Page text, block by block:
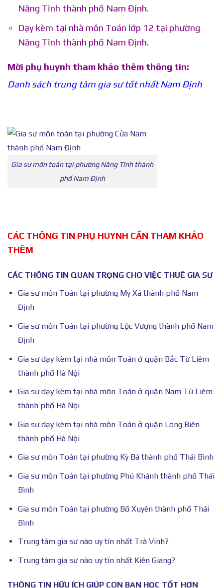
Năng Tĩnh thành phố Nam Định.
Dạy kèm tại nhà môn Toán lớp 12 tại phường
Năng Tĩnh thành phố Nam Định.
Mời phụ huynh tham khảo thêm thông tin:
Danh sách trung tâm gia sư tốt nhất Nam Định
Gia sư môn toán tại phường Năng Tĩnh thành
phố Nam Định
CÁC THÔNG TIN PHỤ HUYNH CẦN THAM KHẢO
THÊM
CÁC THÔNG TIN QUAN TRỌNG CHO VIỆC THUÊ GIA SƯ
Gia sư môn Toán tại phường Mỹ Xá thành phố Nam
Định
Gia sư môn Toán tại phường Lộc Vượng thành phố Nam
Định
Gia sư dạy kèm tại nhà môn Toán ở quận Bắc Từ Liêm
thành phố Hà Nội
Gia sư dạy kèm tại nhà môn Toán ở quận Nam Từ Liêm
thành phố Hà Nội
Gia sư dạy kèm tại nhà môn Toán ở quận Long Biên
thành phố Hà Nội
Gia sư môn Toán tại phường Kỳ Bá thành phố Thái Bình
Gia sư môn Toán tại phường Phú Khánh thành phố Thái
Bình
Gia sư môn Toán tại phường Bồ Xuyên thành phố Thái
Bình
Trung tâm gia sư nào uy tín nhất Trà Vinh?
Trung tâm gia sư nào uy tín nhất Kiên Giang?
THÔNG TIN HỮU ÍCH GIÚP CON BẠN HỌC TỐT HƠN